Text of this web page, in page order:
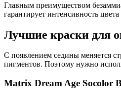
Главным преимуществом
гарантирует интенсивность
Лучшие краски для
С появлением седины меняется
пигментов. Поэтому нужно
Matrix Dream Age Socolor